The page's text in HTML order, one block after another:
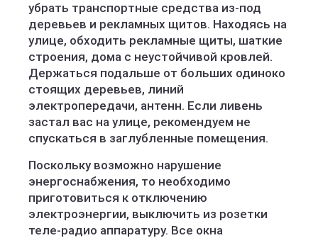
убрать транспортные средства из-под
деревьев и рекламных щитов. Находясь на
улице, обходить рекламные щиты, шаткие
строения, дома с неустойчивой кровлей.
Держаться подальше от больших одиноко
стоящих деревьев, линий
электропередачи, антенн. Если ливень
застал вас на улице, рекомендуем не
спускаться в заглубленные помещения.
Поскольку возможно нарушение
энергоснабжения, то необходимо
приготовиться к отключению
электроэнергии, выключить из розетки
теле-радио аппаратуру. Все окна